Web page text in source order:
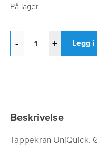
På lager
- + Legg
Beskrivelse
Tappekran UniQuick.